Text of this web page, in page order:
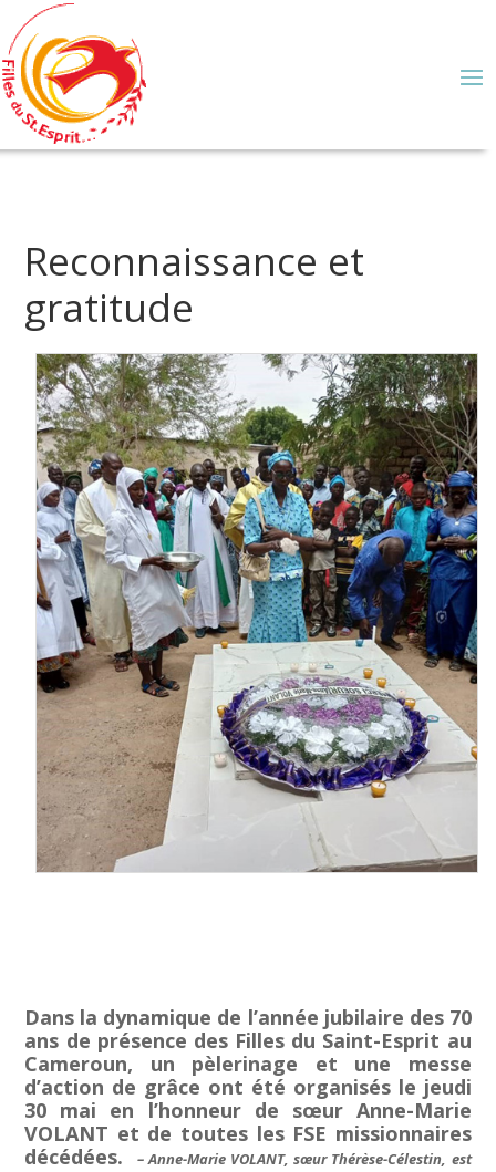
Reconnaissance et
gratitude
Dans la dynamique de l’année jubilaire des 70
ans de présence des Filles du Saint-Esprit au
Cameroun, un pèlerinage et une messe
d’action de grâce ont été organisés le jeudi
30 mai en l’honneur de sœur Anne-Marie
VOLANT et de toutes les FSE missionnaires
décédées.
– Anne-Marie VOLANT, sœur Thérèse-Célestin, est